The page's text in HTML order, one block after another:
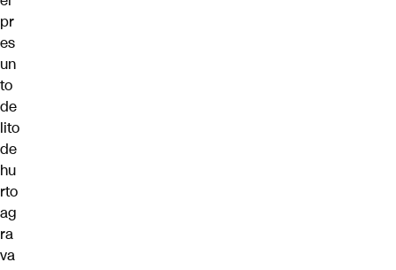
pr
es
un
to
de
lito
de
hu
rto
ag
ra
va